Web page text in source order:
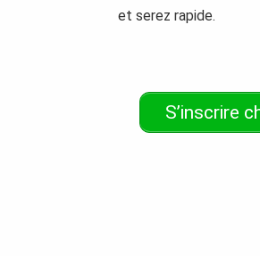
et serez rapide.
S’inscrire